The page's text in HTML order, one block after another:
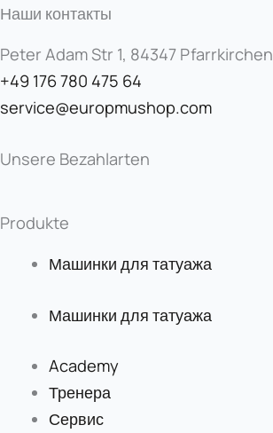
Наши контакты
Peter Adam Str 1, 84347 Pfarrkirchen
+49 176 780 475 64
service@europmushop.com
Unsere Bezahlarten
Produkte
Машинки для татуажа
Машинки для татуажа
Academy
Тренера
Сервис